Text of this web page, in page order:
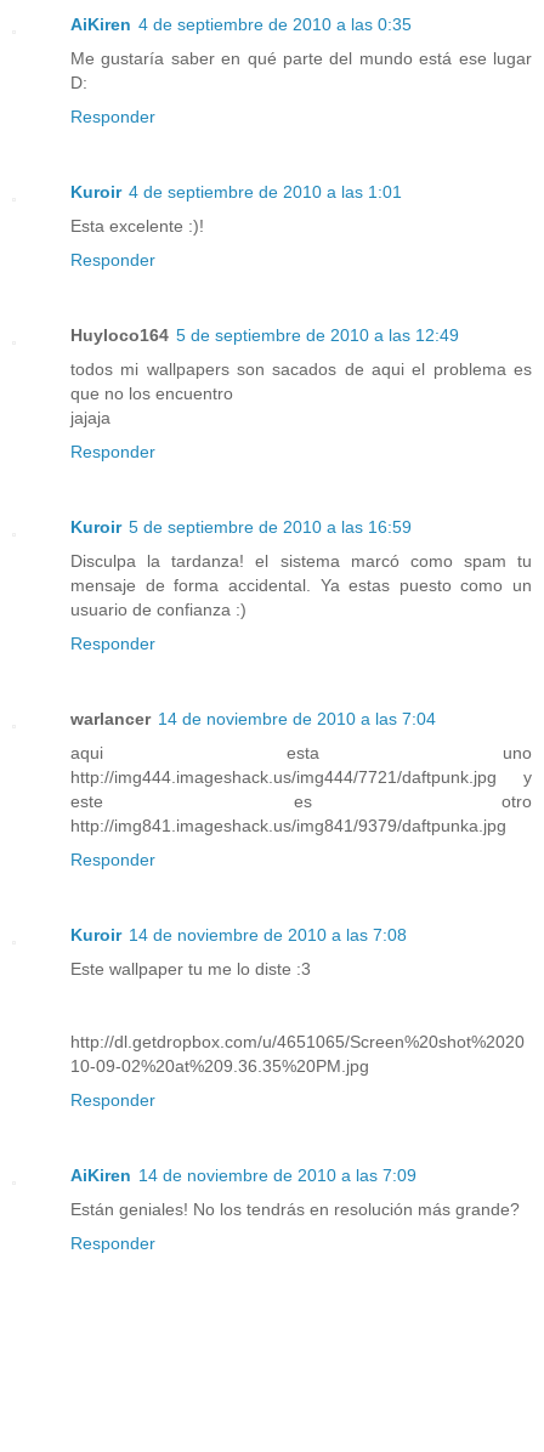
AiKiren 4 de septiembre de 2010 a las 0:35
Me gustaría saber en qué parte del mundo está ese lugar
D:
Responder
Kuroir 4 de septiembre de 2010 a las 1:01
Esta excelente :)!
Responder
Huyloco164 5 de septiembre de 2010 a las 12:49
todos mi wallpapers son sacados de aqui el problema es
que no los encuentro
jajaja
Responder
Kuroir 5 de septiembre de 2010 a las 16:59
Disculpa la tardanza! el sistema marcó como spam tu
mensaje de forma accidental. Ya estas puesto como un
usuario de confianza :)
Responder
warlancer 14 de noviembre de 2010 a las 7:04
aqui esta uno
http://img444.imageshack.us/img444/7721/daftpunk.jpg y
este es otro
http://img841.imageshack.us/img841/9379/daftpunka.jpg
Responder
Kuroir 14 de noviembre de 2010 a las 7:08
Este wallpaper tu me lo diste :3
http://dl.getdropbox.com/u/4651065/Screen%20shot%2020
10-09-02%20at%209.36.35%20PM.jpg
Responder
AiKiren 14 de noviembre de 2010 a las 7:09
Están geniales! No los tendrás en resolución más grande?
Responder